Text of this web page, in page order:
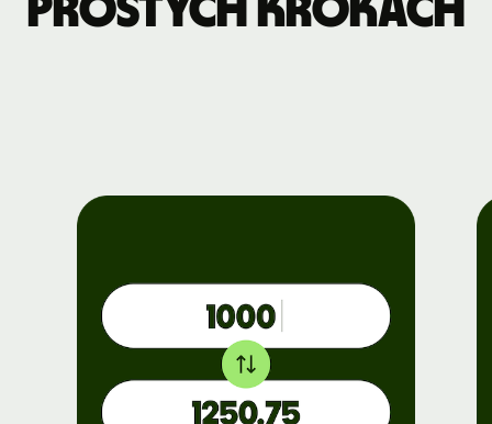
prostych krokach